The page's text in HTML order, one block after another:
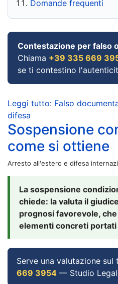
Domande frequenti
Contestazione per falso
Chiama +39 335 669
se ti contestino
Leggi tutto: Falso
difesa
Sospensione
come si ottiene
Arresto all'estero e difesa
La sospensione
chiede: la valuta il
prognosi favorevole,
elementi concreti portati
Serve una valutazione sul
669 3954 — Studio